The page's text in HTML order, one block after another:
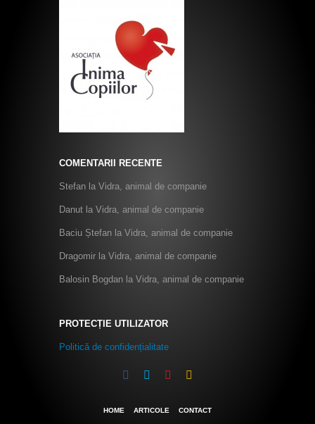
COMENTARII RECENTE
Stefan la Vidra, animal de companie
Danut la Vidra, animal de companie
Baciu Ștefan la Vidra, animal de companie
Dragomir la Vidra, animal de companie
Balosin Bogdan la Vidra, animal de companie
PROTECȚIE UTILIZATOR
Politică de confidențialitate
HOME ARTICOLE CONTACT